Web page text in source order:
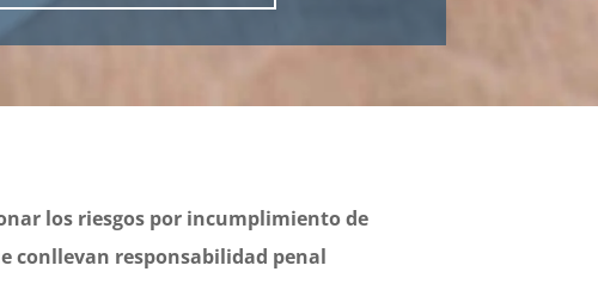
los riesgos por incumplimiento de
conllevan responsabilidad penal